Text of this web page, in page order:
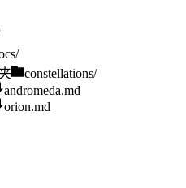
constellations/
andromeda.md
orion.md